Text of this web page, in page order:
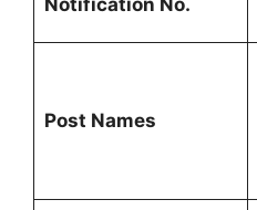
Notification No.
Post Names